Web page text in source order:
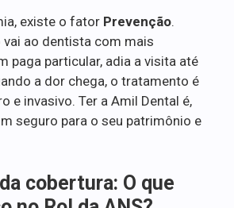
existe o fator Prevenção.
vai ao dentista com mais
paga particular, adia a visita até
a dor chega, o tratamento é
e invasivo. Ter a Amil Dental é,
seguro para o seu patrimônio e
cobertura: O que